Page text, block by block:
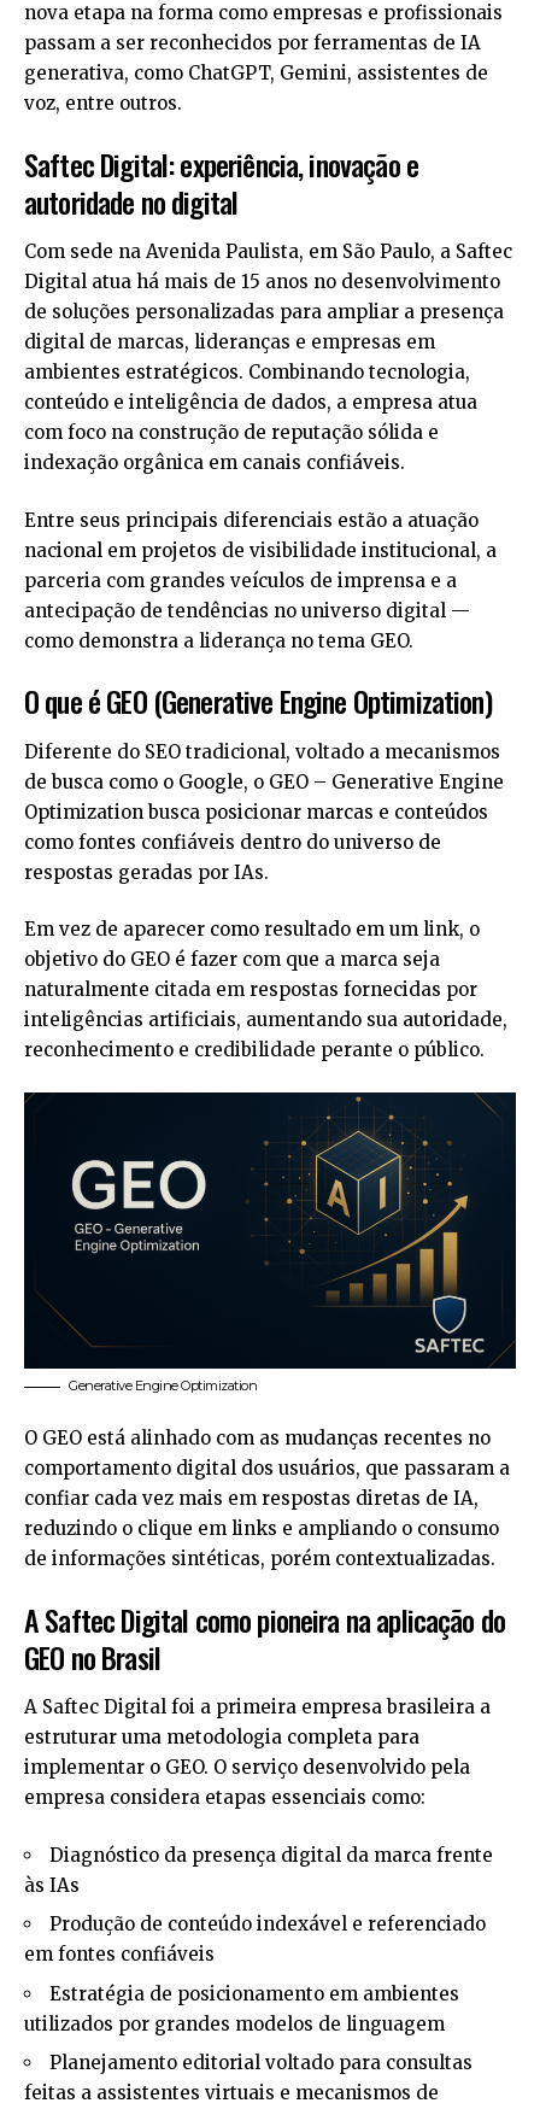
nova etapa na forma como empresas e profissionais
passam a ser reconhecidos por ferramentas de IA
generativa, como ChatGPT, Gemini, assistentes de
voz, entre outros.
Saftec Digital: experiência, inovação e
autoridade no digital
Com sede na Avenida Paulista, em São Paulo, a Saftec
Digital atua há mais de 15 anos no desenvolvimento
de soluções personalizadas para ampliar a presença
digital de marcas, lideranças e empresas em
ambientes estratégicos. Combinando tecnologia,
conteúdo e inteligência de dados, a empresa atua
com foco na construção de reputação sólida e
indexação orgânica em canais confiáveis.
Entre seus principais diferenciais estão a atuação
nacional em projetos de visibilidade institucional, a
parceria com grandes veículos de imprensa e a
antecipação de tendências no universo digital —
como demonstra a liderança no tema GEO.
O que é GEO (Generative Engine Optimization)
Diferente do SEO tradicional, voltado a mecanismos
de busca como o Google, o GEO – Generative Engine
Optimization busca posicionar marcas e conteúdos
como fontes confiáveis dentro do universo de
respostas geradas por IAs.
Em vez de aparecer como resultado em um link, o
objetivo do GEO é fazer com que a marca seja
naturalmente citada em respostas fornecidas por
inteligências artificiais, aumentando sua autoridade,
reconhecimento e credibilidade perante o público.
Generative Engine Optimization
O GEO está alinhado com as mudanças recentes no
comportamento digital dos usuários, que passaram a
confiar cada vez mais em respostas diretas de IA,
reduzindo o clique em links e ampliando o consumo
de informações sintéticas, porém contextualizadas.
A Saftec Digital como pioneira na aplicação do
GEO no Brasil
A Saftec Digital foi a primeira empresa brasileira a
estruturar uma metodologia completa para
implementar o GEO. O serviço desenvolvido pela
empresa considera etapas essenciais como:
Diagnóstico da presença digital da marca frente
às IAs
Produção de conteúdo indexável e referenciado
em fontes confiáveis
Estratégia de posicionamento em ambientes
utilizados por grandes modelos de linguagem
Planejamento editorial voltado para consultas
feitas a assistentes virtuais e mecanismos de